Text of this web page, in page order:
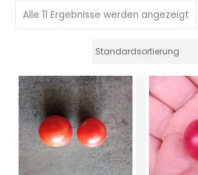
Alle 11 Ergebnisse werden angezeigt